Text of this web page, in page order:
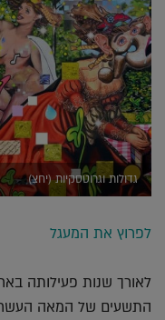
גדולות וגרוטסקיות (יחצ)
לפרוץ את המעגל
לאורך שנות פעילותה
התשעים של המאה